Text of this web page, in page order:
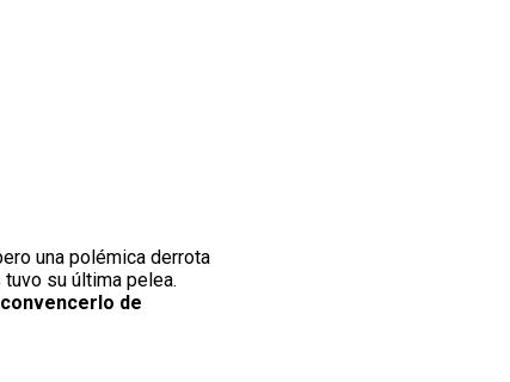
una polémica derrota
su última pelea.
de